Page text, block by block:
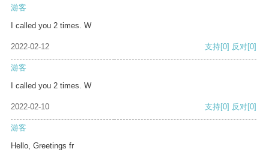
游客
I called you 2 times. W
2022-02-12 支持[0] 反对[0]
游客
I called you 2 times. W
2022-02-10 支持[0] 反对[0]
游客
Hello, Greetings fr